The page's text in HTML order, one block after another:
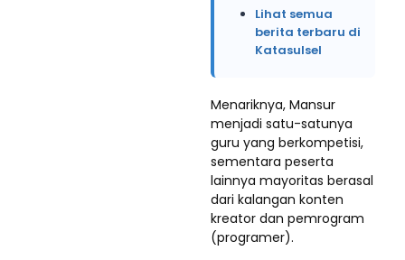
Lihat semua
berita terbaru di
Katasulsel
Menariknya, Mansur
menjadi satu-satunya
guru yang berkompetisi,
sementara peserta
lainnya mayoritas berasal
dari kalangan konten
kreator dan pemrogram
(programer).